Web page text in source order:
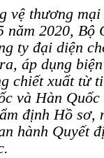
vệ thương
năm 2020, Bộ
ty đại diện
áp dụng
chiết xuất từ
và Hàn
định Hồ sơ,
hành Quyết